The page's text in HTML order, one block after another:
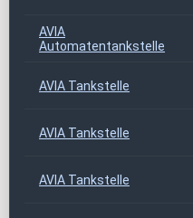
AVIA
Automatentankstelle
AVIA Tankstelle
AVIA Tankstelle
AVIA Tankstelle